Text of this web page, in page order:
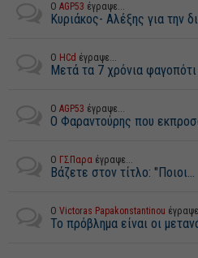
Ο AGP53 έγραψε...
Κυριάκος- Αλέξης για την
Ο HCd έγραψε...
Μετά τα 7 χρόνια φαγοπότι
Ο AGP53 έγραψε...
Ο Φαραντούρης που
Ο ΓΣΠαρα έγραψε...
Βάζετε στον τίτλο: "Ποιοι...
Ο Victoras Papakonstantinou
Το πρόβλημα είναι οι